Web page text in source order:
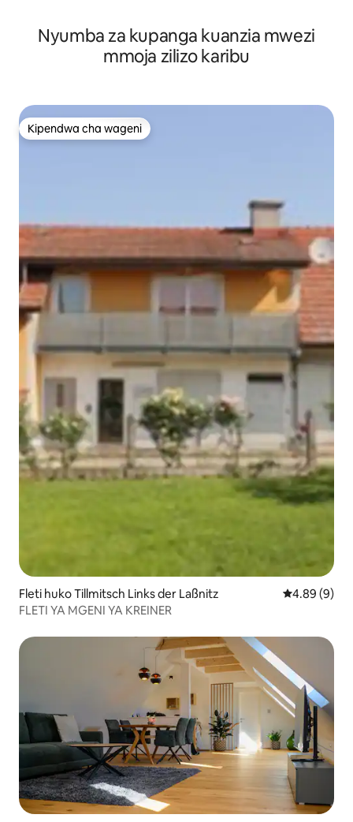
Nyumba za kupanga kuanzia mwezi
mmoja zilizo karibu
Kipendwa cha wageni
Kipendwa cha wageni
Fleti huko Tillmitsch Links der Laßnitz Ukadiriaji
4.89 (9)
FLETI YA MGENI YA KREINER